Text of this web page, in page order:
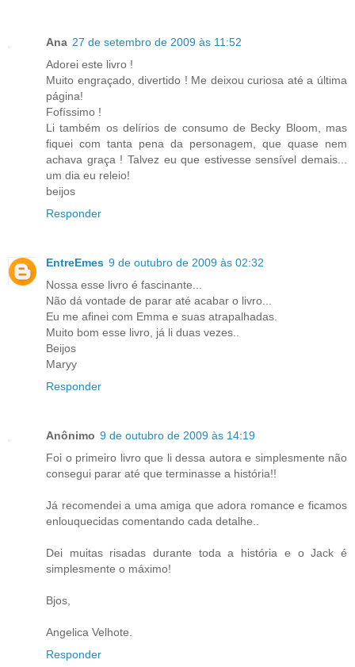
Ana 27 de setembro de 2009 às 11:52
Adorei este livro !
Muito engraçado, divertido ! Me deixou curiosa até a última
página!
Fofíssimo !
Li também os delírios de consumo de Becky Bloom, mas
fiquei com tanta pena da personagem, que quase nem
achava graça ! Talvez eu que estivesse sensível demais...
um dia eu releio!
beijos
Responder
EntreEmes 9 de outubro de 2009 às 02:32
Nossa esse livro é fascinante...
Não dá vontade de parar até acabar o livro...
Eu me afinei com Emma e suas atrapalhadas.
Muito bom esse livro, já li duas vezes..
Beijos
Maryy
Responder
Anônimo 9 de outubro de 2009 às 14:19
Foi o primeiro livro que li dessa autora e simplesmente não
consegui parar até que terminasse a história!!
Já recomendei a uma amiga que adora romance e ficamos
enlouquecidas comentando cada detalhe..
Dei muitas risadas durante toda a história e o Jack é
simplesmente o máximo!
Bjos,
Angelica Velhote.
Responder